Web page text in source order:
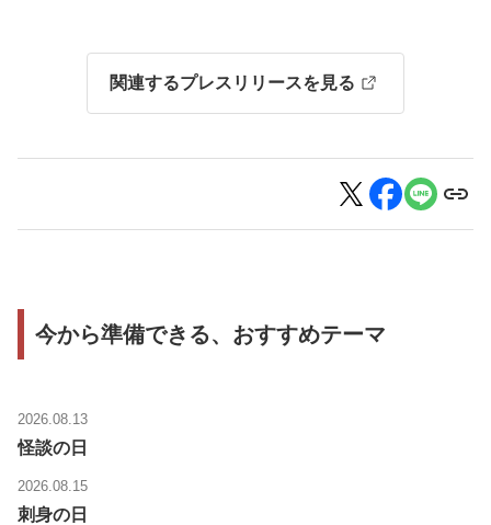
関連するプレスリリースを見る
今から準備できる、おすすめテーマ
2026.08.13
怪談の日
2026.08.15
刺身の日